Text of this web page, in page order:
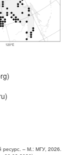
ресурс. – М.: МГУ, 2026.